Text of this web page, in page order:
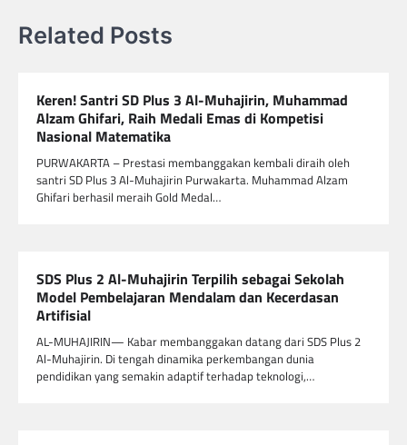
Related Posts
Keren! Santri SD Plus 3 Al-Muhajirin, Muhammad
Alzam Ghifari, Raih Medali Emas di Kompetisi
Nasional Matematika
PURWAKARTA – Prestasi membanggakan kembali diraih oleh
santri SD Plus 3 Al-Muhajirin Purwakarta. Muhammad Alzam
Ghifari berhasil meraih Gold Medal…
SDS Plus 2 Al-Muhajirin Terpilih sebagai Sekolah
Model Pembelajaran Mendalam dan Kecerdasan
Artifisial
AL-MUHAJIRIN— Kabar membanggakan datang dari SDS Plus 2
Al-Muhajirin. Di tengah dinamika perkembangan dunia
pendidikan yang semakin adaptif terhadap teknologi,…